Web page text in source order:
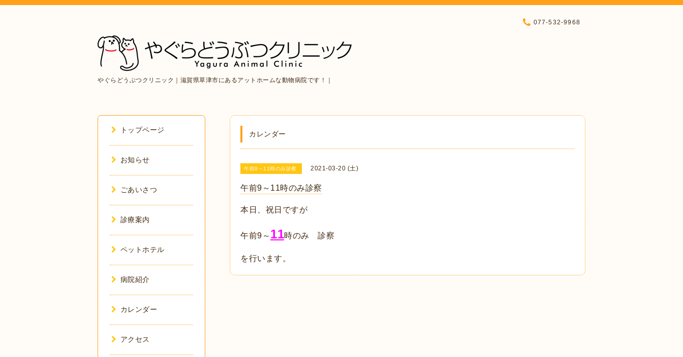
やぐらどうぶつクリニック｜滋賀県草津市にあるアットホームな動物病院です！｜
077-532-9968
カレンダー
午前9～11時のみ診察 2021-03-20 (土)
午前9～11時のみ診察
本日、祝日ですが
午前9～ 11時のみ 診察
を行います。
トップページ
お知らせ
ごあいさつ
診療案内
ペットホテル
病院紹介
カレンダー
アクセス